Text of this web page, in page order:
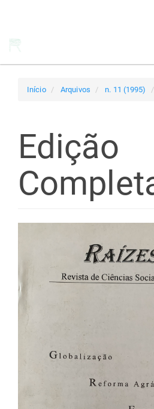
Início Arquivos n. 11 (1995)
Edição
lateral
de
artigos